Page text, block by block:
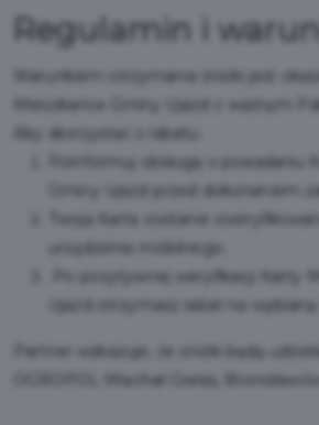
Regulamin i
Warunkiem otrzymania zniżki jest
Mieszkańca Gminy Ujazd z ważnym
Aby skorzystać z rabatu:
Poinformuj obsługę o posiadaniu
Gminy Ujazd przed dokonaniem
Twoja Karta zostanie
urządzenia mobilnego.
Po pozytywnej weryfikacji Karty
Ujazd otrzymasz rabat na wybraną
Partner wskazuje, że zniżki będą
OGROPOL Miachał Gieras,